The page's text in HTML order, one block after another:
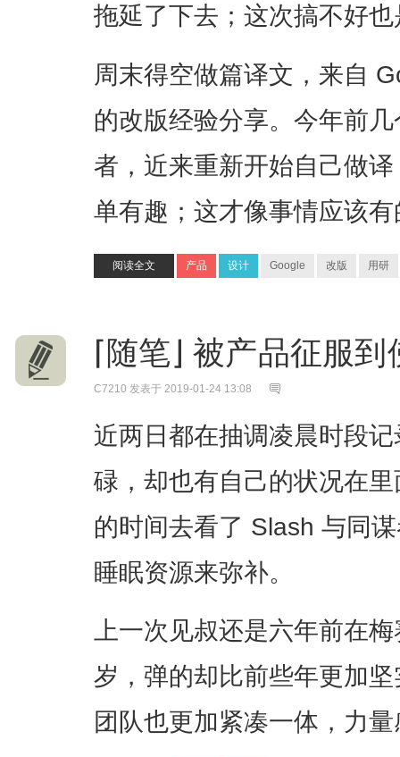
拖延了下去；这次搞不好
周末得空做篇译文，来自
的改版经验分享。今年前
者，近来重新开始自己做
单有趣；这才像事情应该
阅读全文 产品 设计 Google 改版 用研
⌈随笔⌋ 被产品征服
C7210 发表于 2019-01-24 13:08
近两日都在抽调凌晨时段
碌，却也有自己的状况在
的时间去看了 Slash 与同
睡眠资源来弥补。
上一次见叔还是六年前在
岁，弹的却比前些年更加
团队也更加紧凑一体，力